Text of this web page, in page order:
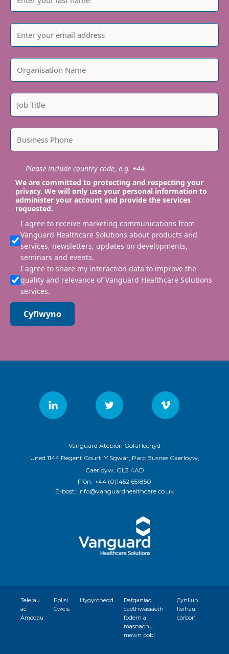
Please include country code, e.g. +44
We are committed to protecting and respecting your
privacy. We will only use your personal information to
administer your account and provide the services
requested.
I agree to receive marketing communications from
Vanguard Healthcare Solutions about products and
services, newsletters, updates on developments,
seminars and events.
I agree to share my interaction data to improve the
quality and relevance of Vanguard Healthcare Solutions
services.
Cyflwyno
Vanguard Atebion Gofal Iechyd
Uned 1144 Regent Court, Y Sgwâr, Parc Busnes Caerloyw,
Caerloyw, GL3 4AD
Ffôn: +44 (0)1452 651850
E-bost: info@vanguardhealthcare.co.uk
Telerau
ac
Amodau
Polisi
Cwcis
Hygyrchedd
Datganiad
caethwasiaeth
fodern a
masnachu
mewn pobl
Cynllun
lleihau
carbon